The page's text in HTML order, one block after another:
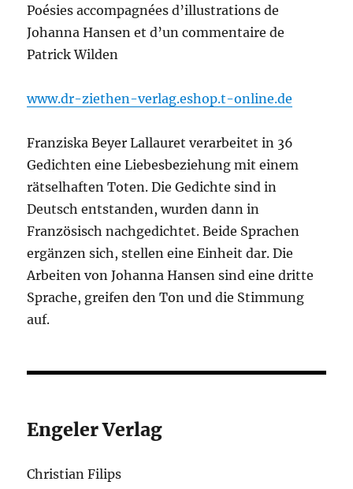
Poésies accompagnées d’illustrations de
Johanna Hansen et d’un commentaire de
Patrick Wilden
www.dr-ziethen-verlag.eshop.t-online.de
Franziska Beyer Lallauret verarbeitet in 36
Gedichten eine Liebesbeziehung mit einem
rätselhaften Toten. Die Gedichte sind in
Deutsch entstanden, wurden dann in
Französisch nachgedichtet. Beide Sprachen
ergänzen sich, stellen eine Einheit dar. Die
Arbeiten von Johanna Hansen sind eine dritte
Sprache, greifen den Ton und die Stimmung
auf.
Engeler Verlag
Christian Filips